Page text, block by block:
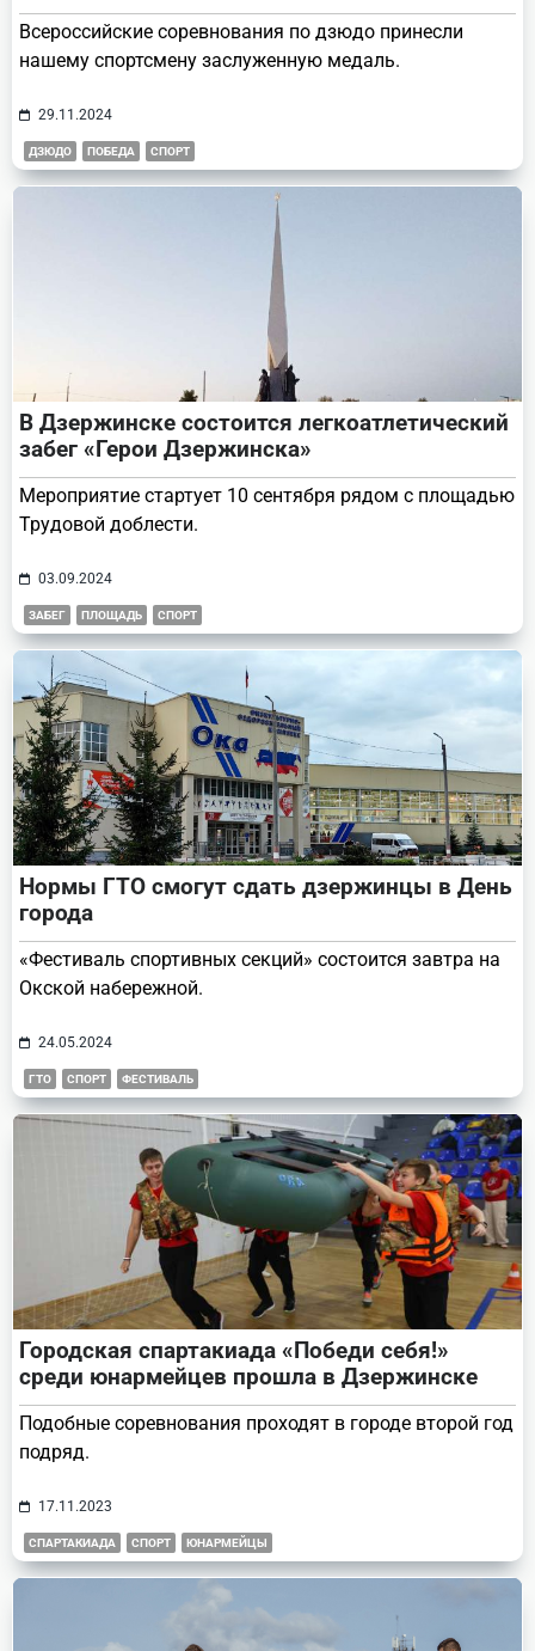
Всероссийские соревнования по дзюдо принесли
нашему спортсмену заслуженную медаль.
29.11.2024
ДЗЮДО ПОБЕДА СПОРТ
В Дзержинске состоится легкоатлетический
забег «Герои Дзержинска»
Мероприятие стартует 10 сентября рядом с площадью
Трудовой доблести.
03.09.2024
ЗАБЕГ ПЛОЩАДЬ СПОРТ
Нормы ГТО смогут сдать дзержинцы в День
города
«Фестиваль спортивных секций» состоится завтра на
Окской набережной.
24.05.2024
ГТО СПОРТ ФЕСТИВАЛЬ
Городская спартакиада «Победи себя!»
среди юнармейцев прошла в Дзержинске
Подобные соревнования проходят в городе второй год
подряд.
17.11.2023
СПАРТАКИАДА СПОРТ ЮНАРМЕЙЦЫ